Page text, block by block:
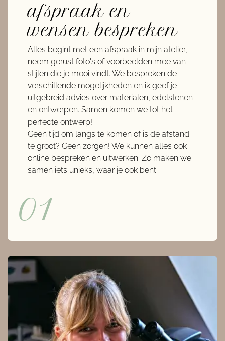
afspraak en
wensen bespreken
Alles begint met een afspraak in mijn atelier,
neem gerust foto's of voorbeelden mee van
stijlen die je mooi vindt. We bespreken de
verschillende mogelijkheden en ik geef je
uitgebreid advies over materialen, edelstenen
en ontwerpen. Samen komen we tot het
perfecte ontwerp!
Geen tijd om langs te komen of is de afstand
te groot? Geen zorgen! We kunnen alles ook
online bespreken en uitwerken. Zo maken we
samen iets unieks, waar je ook bent.
01